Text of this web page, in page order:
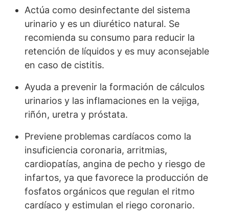
Actúa como desinfectante del sistema
urinario y es un diurético natural. Se
recomienda su consumo para reducir la
retención de líquidos y es muy aconsejable
en caso de cistitis.
Ayuda a prevenir la formación de cálculos
urinarios y las inflamaciones en la vejiga,
riñón, uretra y próstata.
Previene problemas cardíacos como la
insuficiencia coronaria, arritmias,
cardiopatías, angina de pecho y riesgo de
infartos, ya que favorece la producción de
fosfatos orgánicos que regulan el ritmo
cardíaco y estimulan el riego coronario.